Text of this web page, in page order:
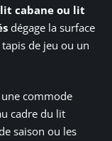
lit cabane ou lit
dégage la surface
de jeu ou un
commode
cadre du lit
saison ou les